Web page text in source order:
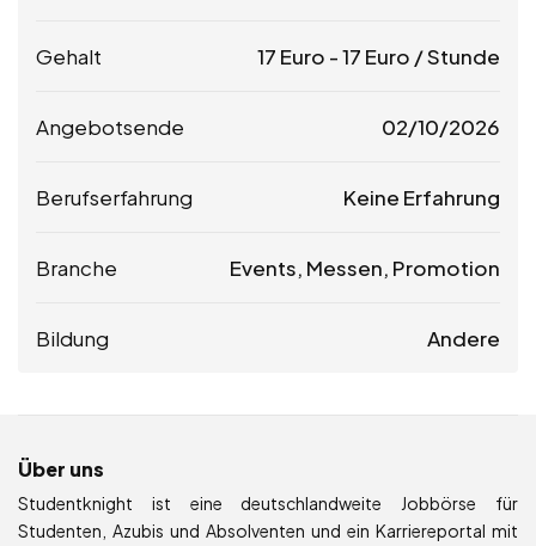
Gehalt 17 Euro -17 Euro / Stunde
Angebotsende 02/10/2026
Berufserfahrung Keine Erfahrung
Branche Events, Messen, Promotion
Bildung Andere
Über uns
Studentknight ist eine deutschlandweite Jobbörse für
Studenten, Azubis und Absolventen und ein Karriereportal mit